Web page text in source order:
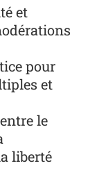
et
pour
et
le
liberté